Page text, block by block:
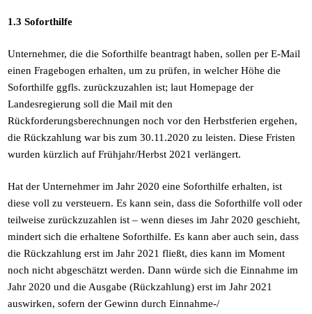
1.3 Soforthilfe
Unternehmer, die die Soforthilfe beantragt haben, sollen per E-Mail
einen Fragebogen erhalten, um zu prüfen, in welcher Höhe die
Soforthilfe ggfls. zurückzuzahlen ist; laut Homepage der
Landesregierung soll die Mail mit den
Rückforderungsberechnungen noch vor den Herbstferien ergehen,
die Rückzahlung war bis zum 30.11.2020 zu leisten. Diese Fristen
wurden kürzlich auf Frühjahr/Herbst 2021 verlängert.
Hat der Unternehmer im Jahr 2020 eine Soforthilfe erhalten, ist
diese voll zu versteuern. Es kann sein, dass die Soforthilfe voll oder
teilweise zurückzuzahlen ist – wenn dieses im Jahr 2020 geschieht,
mindert sich die erhaltene Soforthilfe. Es kann aber auch sein, dass
die Rückzahlung erst im Jahr 2021 fließt, dies kann im Moment
noch nicht abgeschätzt werden. Dann würde sich die Einnahme im
Jahr 2020 und die Ausgabe (Rückzahlung) erst im Jahr 2021
auswirken, sofern der Gewinn durch Einnahme-/